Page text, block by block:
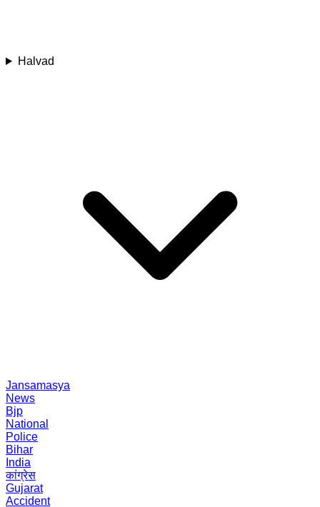
Halvad
Jansamasya
News
Bjp
National
Police
Bihar
India
कांग्रेस
Gujarat
Accident